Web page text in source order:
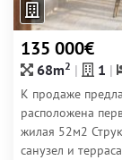
135 000€
68m2 1
К продаже
расположена
жилая 52м2
санузел и